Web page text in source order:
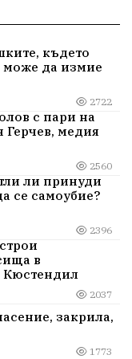
където
може да измие
2722
с пари на
Герчев, медия
2560
ли принуди
се самоубие?
2396
в
Кюстендил
2037
закрила,
1773